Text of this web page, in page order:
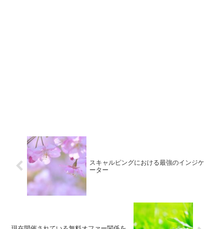
スキャルピングにおける最強のインジケ
ーター